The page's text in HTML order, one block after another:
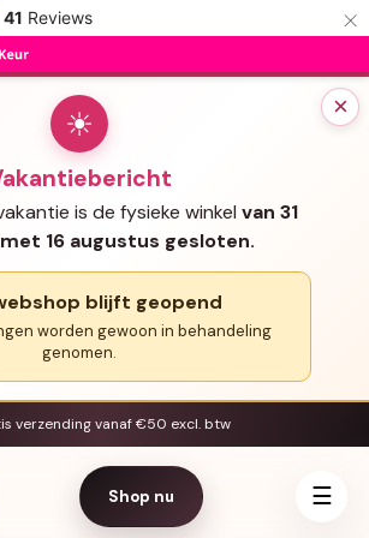
41 Reviews ×
×
☀
is de fysieke winkel van 31
16 augustus gesloten.
blijft geopend
worden gewoon in behandeling
genomen.
verzending vanaf €50 excl. btw
Shop nu ☰